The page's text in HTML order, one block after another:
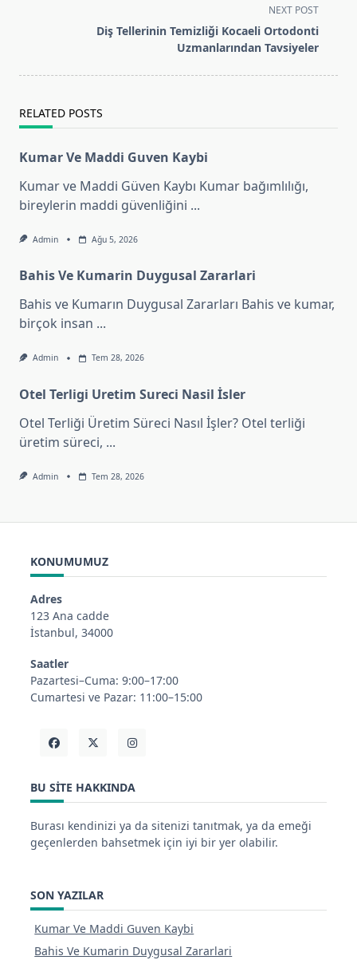
NEXT POST
Diş Tellerinin Temizliği Kocaeli Ortodonti
Uzmanlarından Tavsiyeler
RELATED POSTS
Kumar Ve Maddi Guven Kaybi
Kumar ve Maddi Güven Kaybı Kumar bağımlılığı,
bireylerin maddi güvenliğini ...
Admin Ağu 5, 2026
Bahis Ve Kumarin Duygusal Zararlari
Bahis ve Kumarın Duygusal Zararları Bahis ve kumar,
birçok insan ...
Admin Tem 28, 2026
Otel Terligi Uretim Sureci Nasil İsler
Otel Terliği Üretim Süreci Nasıl İşler? Otel terliği
üretim süreci, ...
Admin Tem 28, 2026
KONUMUMUZ
Adres
123 Ana cadde
İstanbul, 34000
Saatler
Pazartesi–Cuma: 9:00–17:00
Cumartesi ve Pazar: 11:00–15:00
BU SITE HAKKINDA
Burası kendinizi ya da sitenizi tanıtmak, ya da emeği
geçenlerden bahsetmek için iyi bir yer olabilir.
SON YAZILAR
Kumar Ve Maddi Guven Kaybi
Bahis Ve Kumarin Duygusal Zararlari